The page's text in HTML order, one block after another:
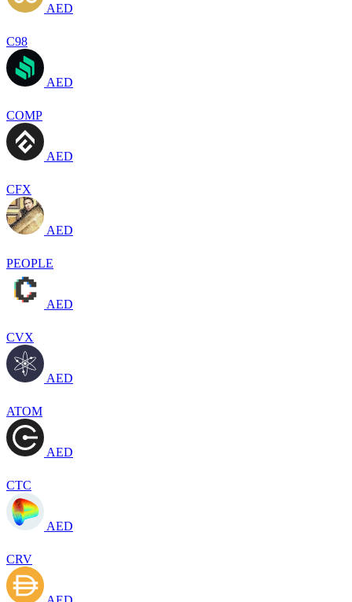
AED
C98
AED
COMP
AED
CFX
AED
PEOPLE
AED
CVX
AED
ATOM
AED
CTC
AED
CRV